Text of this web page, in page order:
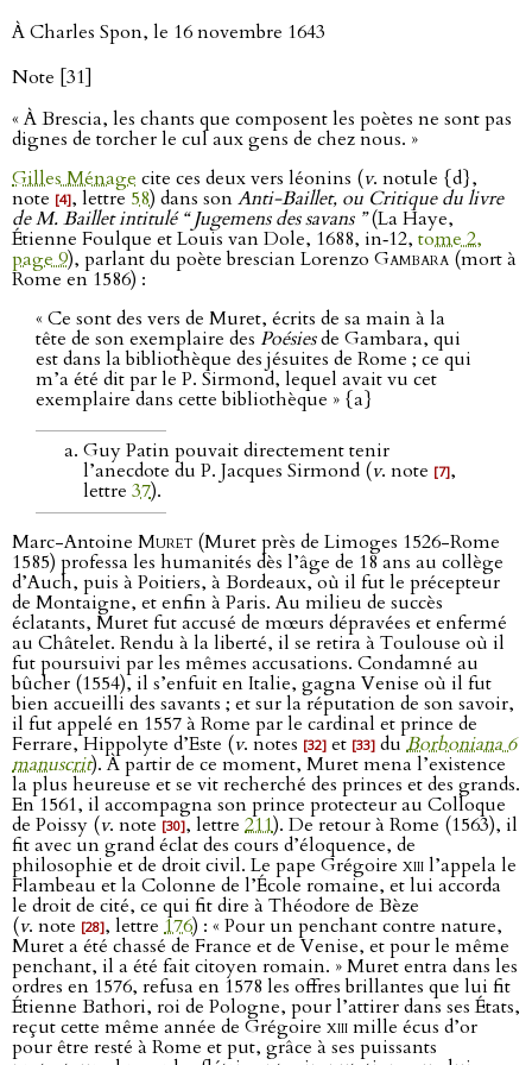
À Charles Spon, le 16 novembre 1643
Note [31]
« À Brescia, les chants que composent les poètes ne sont pas
dignes de torcher le cul aux gens de chez nous. »
Gilles Ménage cite ces deux vers léonins (v. notule {d},
note [4], lettre 58) dans sonAnti-Baillet, ou Critique du livre
de M. Baillet intitulé “ Jugemens des savans ”(La Haye,
Étienne Foulque et Louis van Dole, 1688, in‑12, tome 2,
page 9), parlant du poète brescian Lorenzo Gambara (mort à
Rome en 1586) :
« Ce sont des vers de Muret, écrits de sa main à la
tête de son exemplaire des Poésiesde Gambara, qui
est dans la bibliothèque des jésuites de Rome ; ce qui
m’a été dit par le P. Sirmond, lequel avait vu cet
exemplaire dans cette bibliothèque » {a}
Guy Patin pouvait directement tenir
l’anecdote du P. Jacques Sirmond (v. note [7],
lettre 37).
Marc-Antoine Muret (Muret près de Limoges 1526-Rome
1585) professa les humanités dès l’âge de 18 ans au collège
d’Auch, puis à Poitiers, à Bordeaux, où il fut le précepteur
de Montaigne, et enfin à Paris. Au milieu de succès
éclatants, Muret fut accusé de mœurs dépravées et enfermé
au Châtelet. Rendu à la liberté, il se retira à Toulouse où il
fut poursuivi par les mêmes accusations. Condamné au
bûcher (1554), il s’enfuit en Italie, gagna Venise où il fut
bien accueilli des savants ; et sur la réputation de son savoir,
il fut appelé en 1557 à Rome par le cardinal et prince de
Ferrare, Hippolyte d’Este (v. notes [32] et [33] duBorboniana 6
manuscrit). À partir de ce moment, Muret mena l’existence
la plus heureuse et se vit recherché des princes et des grands.
En 1561, il accompagna son prince protecteur au Colloque
de Poissy (v. note[30], lettre 211). De retour à Rome (1563), il
fit avec un grand éclat des cours d’éloquence, de
philosophie et de droit civil. Le pape Grégoire xiiil’appela le
Flambeau et la Colonne de l’École romaine, et lui accorda
le droit de cité, ce qui fit dire à Théodore de Bèze
(v. note [28], lettre 176) : « Pour un penchant contre nature,
Muret a été chassé de France et de Venise, et pour le même
penchant, il a été fait citoyen romain. » Muret entra dans les
ordres en 1576, refusa en 1578 les offres brillantes que lui fit
Étienne Bathori, roi de Pologne, pour l’attirer dans ses États,
reçut cette même année de Grégoire xiiimille écus d’or
pour être resté à Rome et put, grâce à ses puissants